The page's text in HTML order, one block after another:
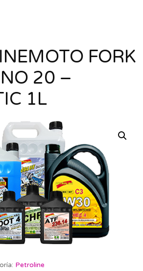
FORK
20 –
1L
Petroline